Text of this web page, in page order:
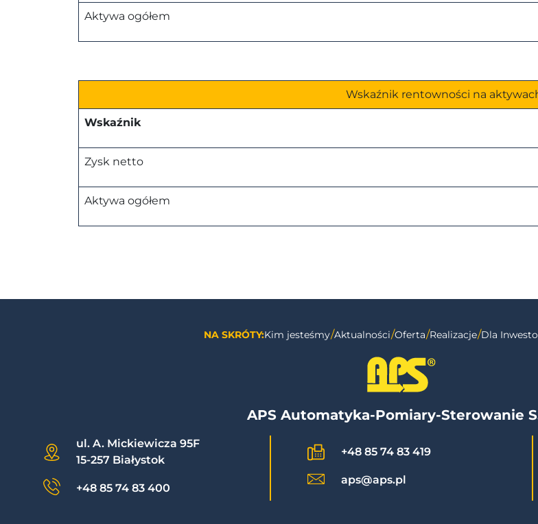
Aktywa ogółem
Wskaźnik rentowności na
Wskaźnik
Zysk netto
Aktywa ogółem
NA SKRÓTY:Kim jesteśmy Aktualności Oferta Realizacje Dla
APS Automatyka-Pomiary-Sterowanie
ul. A. Mickiewicza 95F
15-257 Białystok
+48 85 74 83 400
+48 85 74 83 419
aps@aps.pl